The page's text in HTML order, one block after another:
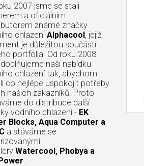
2007 jsme se stali
a oficiálním
známé značky
chlazení Alphacool, jejíž
je důležitou součástí
portfolia. Od roku 2008
naší nabídku
chlazení tak, abychom
co nejlépe uspokojit potřeby
našich zákazníků. Proto
do distribuce další
vodního chlazení - EK
Blocks, Aqua Computer a
a stáváme se
Watercool, Phobya a
.